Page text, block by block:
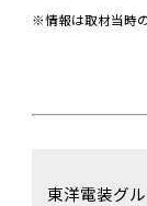
※情報は取材当時の
東洋電装グ